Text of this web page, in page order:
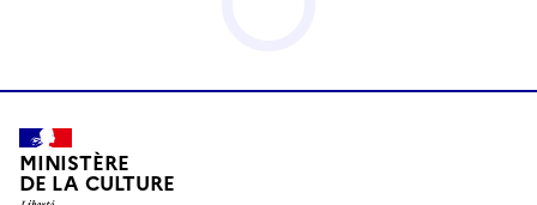
MINISTÈRE
DE LA CULTURE